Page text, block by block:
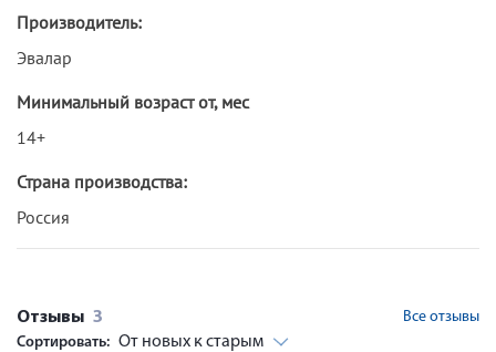
Производитель:
Эвалар
Минимальный возраст от, мес
14+
Страна производства:
Россия
Отзывы 3
Все отзывы
Сортировать: От новых к старым